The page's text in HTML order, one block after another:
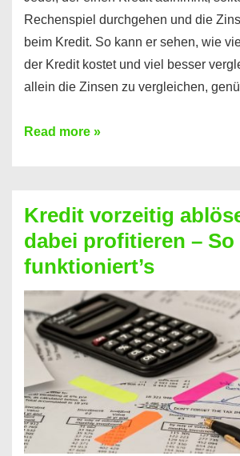
Rechenspiel durchgehen und die
beim Kredit. So kann er sehen, wie
der Kredit kostet und viel besser
allein die Zinsen zu vergleichen,
Ganz
Kredit
berechnen
–
Mit
diesen
Regeln!
Read more »
Kredit vorzeitig
dabei profitieren – So
funktioniert’s